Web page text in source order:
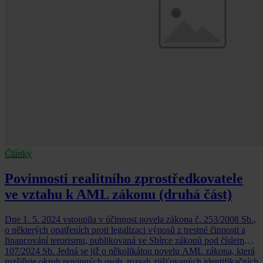
Články
Povinnosti realitního zprostředkovatele
ve vztahu k AML zákonu (druhá část)
Dne 1. 5. 2024 vstoupila v účinnost novela zákona č. 253/2008 Sb.,
o některých opatřeních proti legalizaci výnosů z trestné činnosti a
financování terorismu, publikovaná ve Sbírce zákonů pod číslem
107/2024 Sb. Jedná se již o několikátou novelu AML zákona, která